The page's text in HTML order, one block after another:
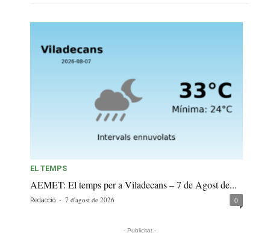
EL TEMPS
AEMET: El temps per a Viladecans – 7 de Agost de...
Redacció - 7 d'agost de 2026 0
- Publicitat -